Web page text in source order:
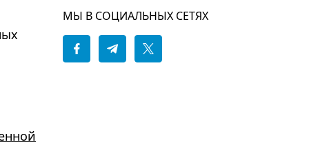
МЫ В СОЦИАЛЬНЫХ СЕТЯХ